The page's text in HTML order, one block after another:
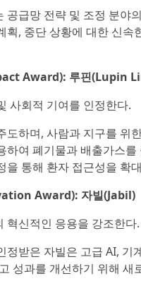
공급망 전략 및 조정 분야
획, 중단 상황에 대한 신
Award): 루핀(Lupin
사회적 기여를 인정한다.
도하며, 사람과 지구를 위
하여 폐기물과 배출가스
을 통해 환자 접근성을 확
Award): 자빌(Jabil)
혁신적인 응용을 강조한다.
정받은 자빌은 고급 AI, 기
성과를 개선하기 위해